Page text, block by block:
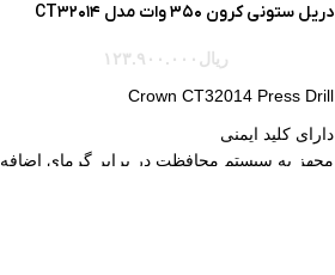
دریل ستونی کرون 350 وات مدل CT32014
ریال ۱۲۳.۹۰۰.۰۰۰
Crown CT32014 Press Drill
دارای کلید ایمنی
مجهز به سیستم محافظت در برابر گرمای اضافه